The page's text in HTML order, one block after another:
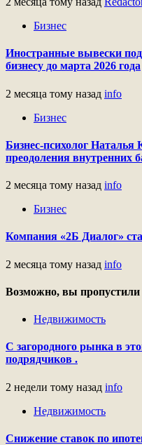
Бизнес
Иностранные вывески
бизнесу до марта 2026 года
2 месяца тому назад info
Бизнес
Бизнес-психолог Наталья
преодоления внутренних
2 месяца тому назад info
Бизнес
Компания «2Б Диалог»
2 месяца тому назад info
Возможно, вы пропустили
Недвижимость
С загородного рынка в
подрядчиков .
2 недели тому назад info
Недвижимость
Снижение ставок по